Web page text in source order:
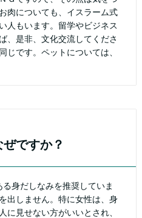
肉についても、イスラーム式
人もいます。留学やビジネス
、是非、文化交流してくださ
じです。ペットについては、
ですか？
身だしなみを推奨していま
出しません。特に女性は、身
に見せない方がいいとされ、